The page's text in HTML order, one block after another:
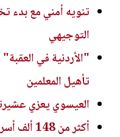
تنويه أمني مع بدء
التوجيهي
"الأردنية في
تأهيل المعلمين
العيسوي يعزي
أكثر من